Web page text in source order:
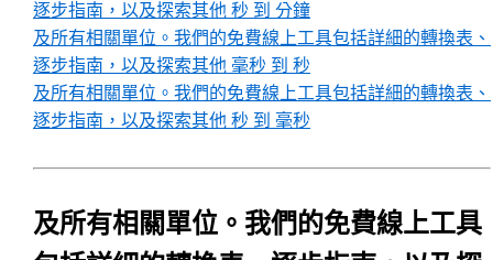
逐步指南，以及探索其他 秒 到 分鐘
及所有相關單位。我們的免費線上工具包括詳細的轉換表、
逐步指南，以及探索其他 毫秒 到 秒
及所有相關單位。我們的免費線上工具包括詳細的轉換表、
逐步指南，以及探索其他 秒 到 毫秒
及所有相關單位。我們的免費線上工具